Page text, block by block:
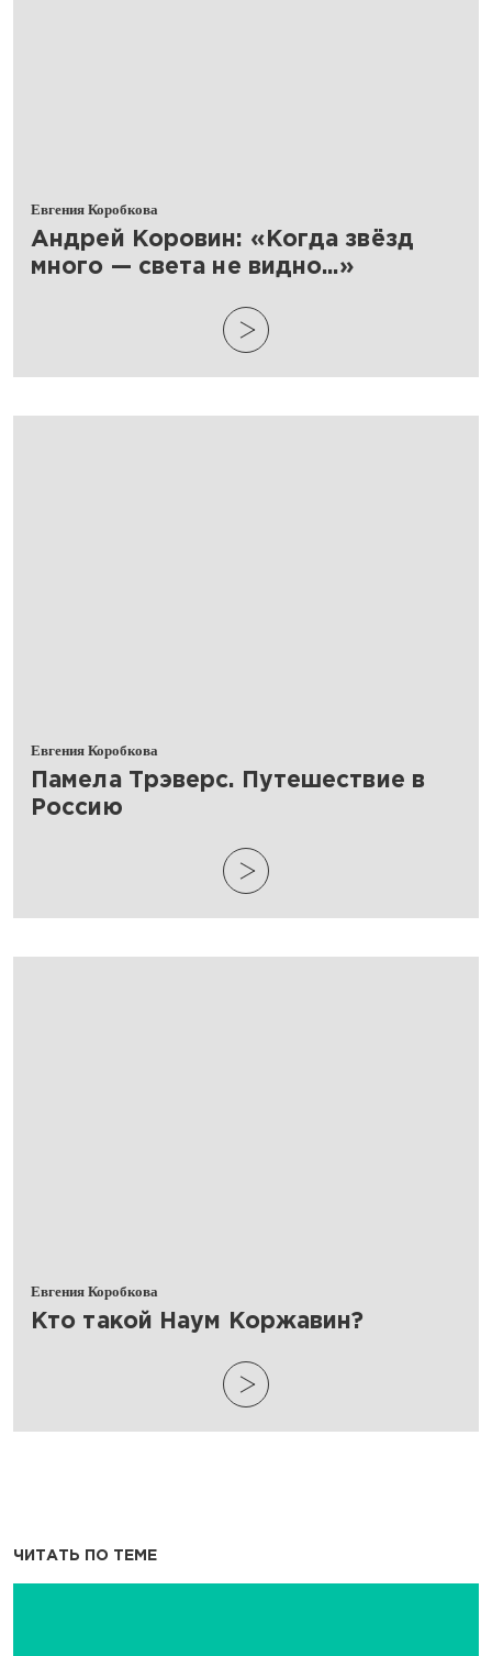
Евгения Коробкова
​Андрей Коровин: «Когда звёзд
много — света не видно...»
Евгения Коробкова
​Памела Трэверс. Путешествие в
Россию
Евгения Коробкова
​Кто такой Наум Коржавин?
ЧИТАТЬ ПО ТЕМЕ